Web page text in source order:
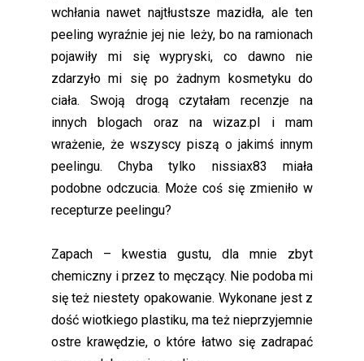
wchłania nawet najtłustsze mazidła, ale ten
peeling wyraźnie jej nie leży, bo na ramionach
pojawiły mi się wypryski, co dawno nie
zdarzyło mi się po żadnym kosmetyku do
ciała. Swoją drogą czytałam recenzje na
innych blogach oraz na wizaz.pl i mam
wrażenie, że wszyscy piszą o jakimś innym
peelingu. Chyba tylko nissiax83 miała
podobne odczucia. Może coś się zmieniło w
recepturze peelingu?
Zapach – kwestia gustu, dla mnie zbyt
chemiczny i przez to męczący. Nie podoba mi
się też niestety opakowanie. Wykonane jest z
dość wiotkiego plastiku, ma też nieprzyjemnie
ostre krawędzie, o które łatwo się zadrapać